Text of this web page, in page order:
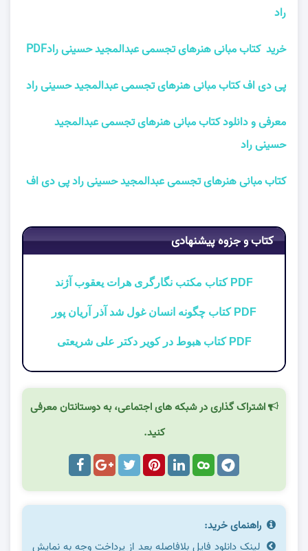
راد
خرید کتاب مبانی هنرهای تجسمی عبدالمجید حسینی رادPDF
پی دی اف کتاب مبانی هنرهای تجسمی عبدالمجید حسینی راد
معرفی و دانلود کتاب مبانی هنرهای تجسمی عبدالمجید
حسینی راد
کتاب مبانی هنرهای تجسمی عبدالمجید حسینی راد پی دی اف
کتاب و جزوه پیشنهادی
PDF کتاب مکتب نگارگری هرات یعقوب آژند
PDF کتاب چگونه انسان غول شد آذر آریان پور
PDF کتاب هبوط در کویر دکتر علی شریعتی
اشتراک گذاری در شبکه های اجتماعی، به دوستانتان معرفی
کنید.
راهنمای خرید:
لینک دانلود فایل بلافاصله بعد از پرداخت وجه به نمایش